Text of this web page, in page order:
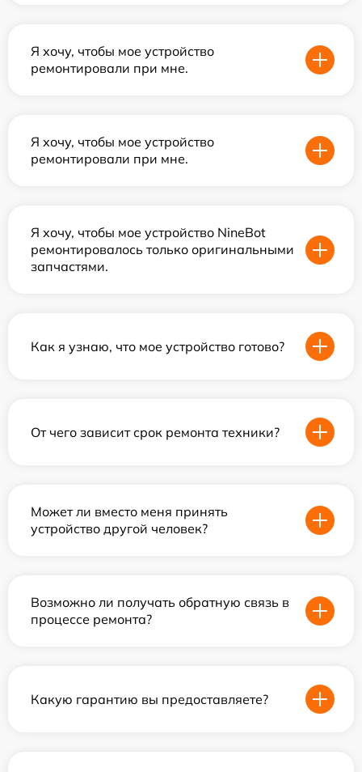
Я хочу, чтобы мое устройство
ремонтировали при мне.
Я хочу, чтобы мое устройство
ремонтировали при мне.
Я хочу, чтобы мое устройство NineBot
ремонтировалось только оригинальными
запчастями.
Как я узнаю, что мое устройство готово?
От чего зависит срок ремонта техники?
Может ли вместо меня принять
устройство другой человек?
Возможно ли получать обратную связь в
процессе ремонта?
Какую гарантию вы предоставляете?